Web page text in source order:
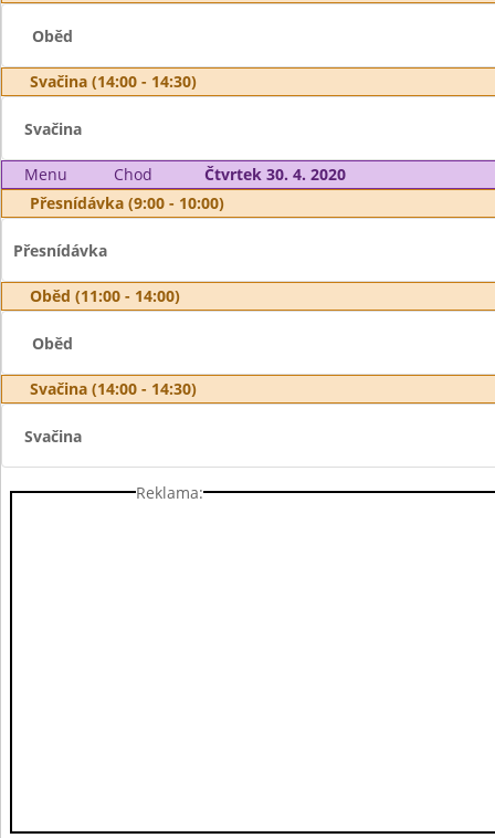
Oběd
Svačina (14:00 - 14:30)
Svačina
Menu Chod
Čtvrtek 30. 4. 2020
Přesnídávka (9:00 - 10:00)
Přesnídávka
Oběd (11:00 - 14:00)
Oběd
Svačina (14:00 - 14:30)
Svačina
Reklama: